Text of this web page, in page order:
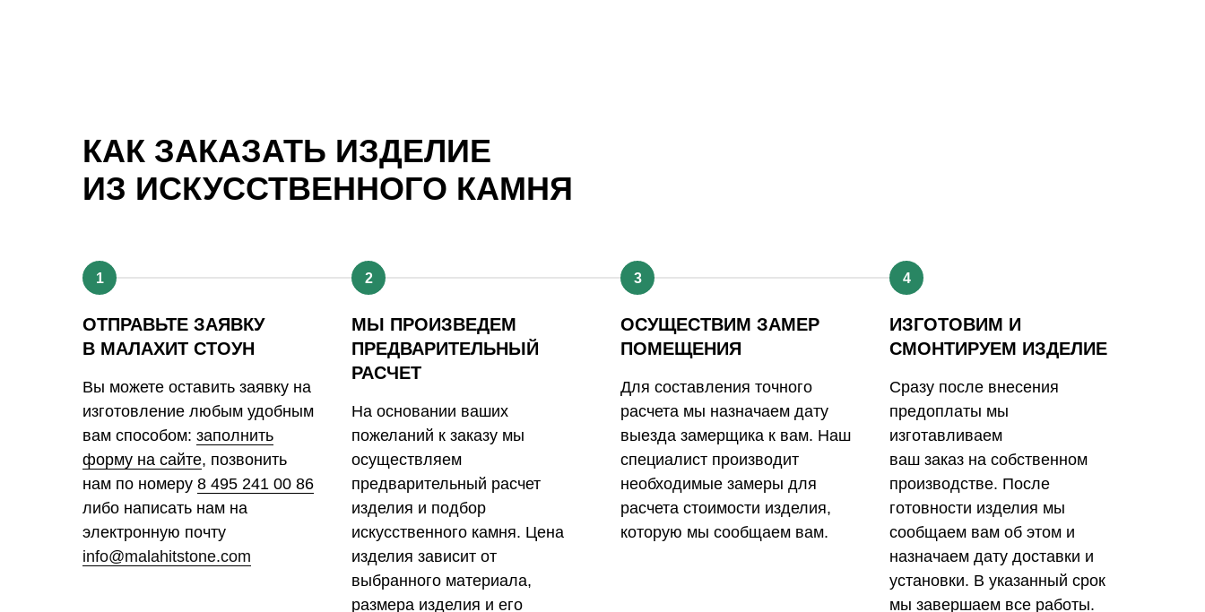
КАК ЗАКАЗАТЬ ИЗДЕЛИЕ
ИЗ ИСКУССТВЕННОГО КАМНЯ
1
ОТПРАВЬТЕ ЗАЯВКУ
В МАЛАХИТ СТОУН
Вы можете оставить заявку на
изготовление любым удобным
вам способом: заполнить
форму на сайте, позвонить
нам по номеру 8 495 241 00 86
либо написать нам на
электронную почту
info@malahitstone.com
2
МЫ ПРОИЗВЕДЕМ
ПРЕДВАРИТЕЛЬНЫЙ
РАСЧЕТ
На основании ваших
пожеланий к заказу мы
осуществляем
предварительный расчет
изделия и подбор
искусственного камня. Цена
изделия зависит от
выбранного материала,
размера изделия и его
3
ОСУЩЕСТВИМ ЗАМЕР
ПОМЕЩЕНИЯ
Для составления точного
расчета мы назначаем дату
выезда замерщика к вам. Наш
специалист производит
необходимые замеры для
расчета стоимости изделия,
которую мы сообщаем вам.
4
ИЗГОТОВИМ И
СМОНТИРУЕМ ИЗДЕЛИЕ
Сразу после внесения
предоплаты мы
изготавливаем
ваш заказ на собственном
производстве. После
готовности изделия мы
сообщаем вам об этом и
назначаем дату доставки и
установки. В указанный срок
мы завершаем все работы.